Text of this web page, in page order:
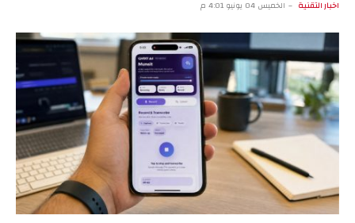
اخبار التقنية الخميس 04 يونيو 4:01 م